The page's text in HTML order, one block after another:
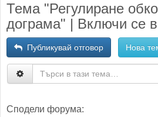
Тема "Регулиране
дограма" | Включи се в
Публикувай отговор Нова
Сподели форума: